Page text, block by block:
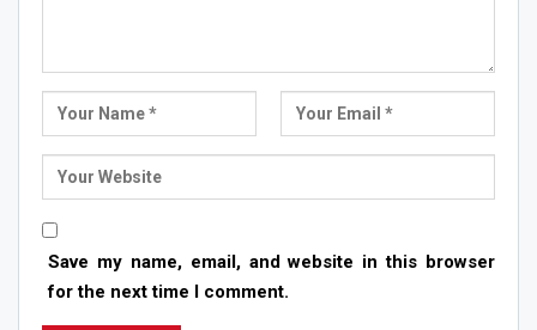
Save my name, email, and website in this browser
for the next time I comment.